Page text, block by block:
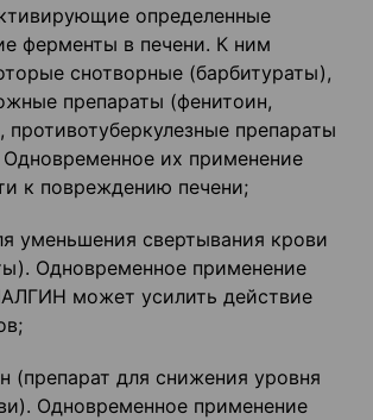
определенные
ферменты в печени. К ним
снотворные (барбитураты),
препараты (фенитоин,
противотуберкулезные препараты
их применение
к повреждению печени;
уменьшения свертывания крови
Одновременное применение
может усилить действие
(препарат для снижения уровня
Одновременное применение